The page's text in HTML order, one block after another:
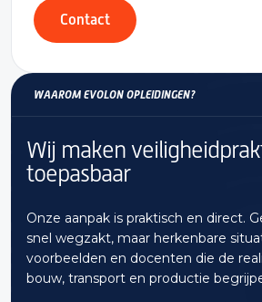
Contact
WAAROM EVOLON OPLEIDINGEN?
Wij maken veiligheid
toepasbaar
Onze aanpak is praktisch en direct.
snel wegzakt, maar herkenbare
voorbeelden en docenten die de
bouw, transport en productie